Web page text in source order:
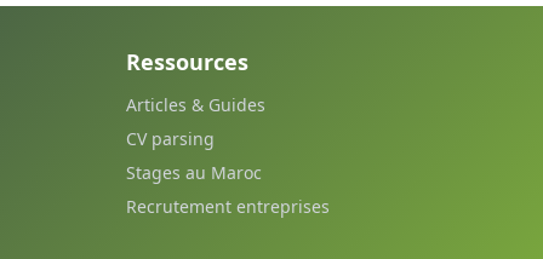
Ressources
Articles & Guides
CV parsing
Stages au Maroc
Recrutement entreprises